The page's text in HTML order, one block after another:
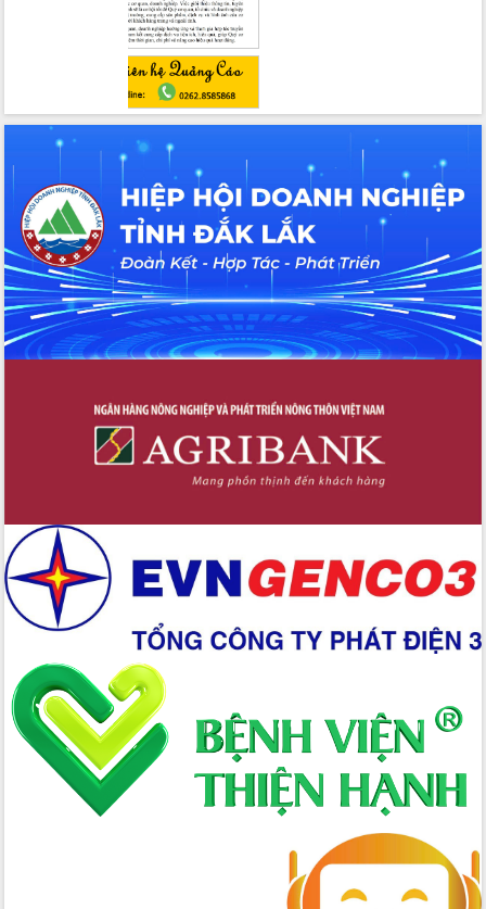
Đẩy nhanh công tác khắc phục, ổn
định đời sống Nhân dân sau bão số 13
Bí thư Tỉnh ủy Lương Nguyễn Minh
Triết dự Ngày hội đại đoàn kết tại
Buôn Đăk Tuôr, xã Cư Pui
Khởi công xây dựng Trường Phổ thông
nội trú liên cấp tiểu học và THCS xã Ia
Phó Thủ tướng Chính phủ Mai Văn
Chính chia sẻ, động viên người dân
chịu ảnh hưởng nặng từ bão số 13
Chủ tịch UBND tỉnh kiểm tra công tác
phòng, chống bão số 13 tại các địa
bàn xung yếu
Tập trung đẩy nhanh giải ngân nguồn
vốn các chương trình mục tiêu quốc
Xã Ea H'leo giữ vững và nâng cao chất
lượng các tiêu chí nông thôn mới
Công bố quyết định của Ban Thường
đầu, phát huy tinh thần chủ động,
sáng tạo để đảm bảo tiến độ giải ngân
vốn đầu tư công năm 2025
Sở Công Thương đột phá số hóa 100%
thủ tục trực tuyến lấy sự hài lòng của
doanh nghiệp làm thước đo phục vụ
Đảm bảo công tác bầu cử triển khai
đúng tiến độ, quy trình theo luật định
Ban Tuyên giáo và Dân vận Trung ương
tập huấn công tác khoa giáo năm 2025
Đắk Lắk hưởng ứng Ngày Pháp luật
Việt Nam 2025 và biểu dương 25 tập
thể, cá nhân tiêu biểu